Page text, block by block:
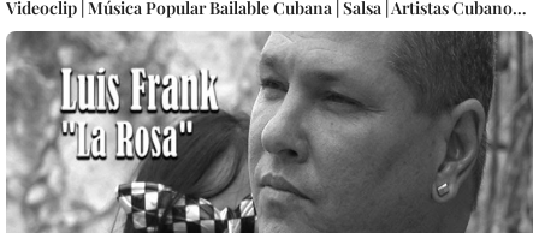
Videoclip | Música Popular Bailable Cubana | Salsa | Artistas Cubanos |
Canción | CUBA